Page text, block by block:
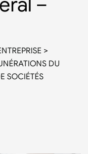
>
DU
SOCIÉTÉS